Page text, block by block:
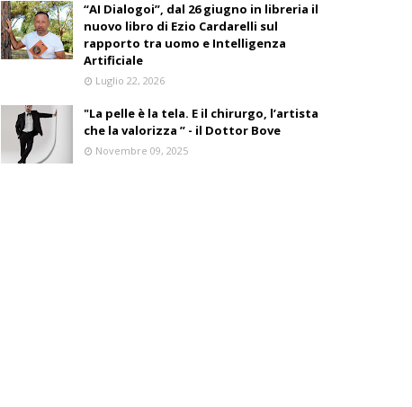
“AI Dialogoi”, dal 26 giugno in libreria il
nuovo libro di Ezio Cardarelli sul
rapporto tra uomo e Intelligenza
Artificiale
Luglio 22, 2026
"La pelle è la tela. E il chirurgo, l’artista
che la valorizza ” - il Dottor Bove
Novembre 09, 2025